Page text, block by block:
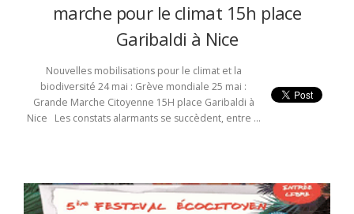
marche pour le climat 15h place
Garibaldi à Nice
Nouvelles mobilisations pour le climat et la
biodiversité 24 mai : Grève mondiale 25 mai :
Grande Marche Citoyenne 15H place Garibaldi à
Nice Les constats alarmants se succèdent, entre …